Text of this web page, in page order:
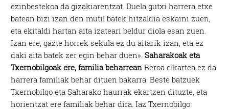
ezinbestekoa da gizakiarentzat. Duela gutxi harrera etxe
batean bizi izan den mutil batek hitzaldia eskaini zuen,
eta ekitaldi hartan aita izateari beldur diola esan zuen.
Izan ere, gazte horrek sekula ez du aitarik izan, eta ez
daki aita batek zer egin behar duen».Saharakoak eta
Txernobilgoak ere, familia beharrean Beroa elkartea ez da
harrera familiak behar dituen bakarra. Beste batzuek
Txernobilgo eta Saharako haurrak ekartzen dituzte, eta
horientzat ere familiak behar dira. Iaz Txernobilgo